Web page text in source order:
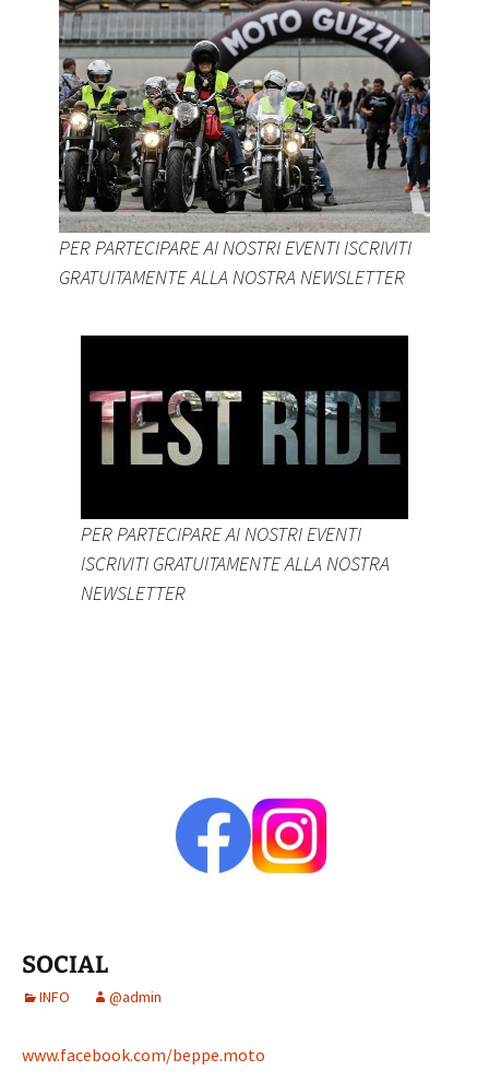
PER PARTECIPARE AI NOSTRI EVENTI ISCRIVITI
GRATUITAMENTE ALLA NOSTRA NEWSLETTER
PER PARTECIPARE AI NOSTRI EVENTI
ISCRIVITI GRATUITAMENTE ALLA NOSTRA
NEWSLETTER
SOCIAL
INFO @admin
www.facebook.com/beppe.moto